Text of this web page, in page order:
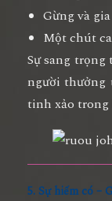
Gừng và
Một chút
Sự sang
người thưởng
tinh xảo
5. Sự hiếm có –